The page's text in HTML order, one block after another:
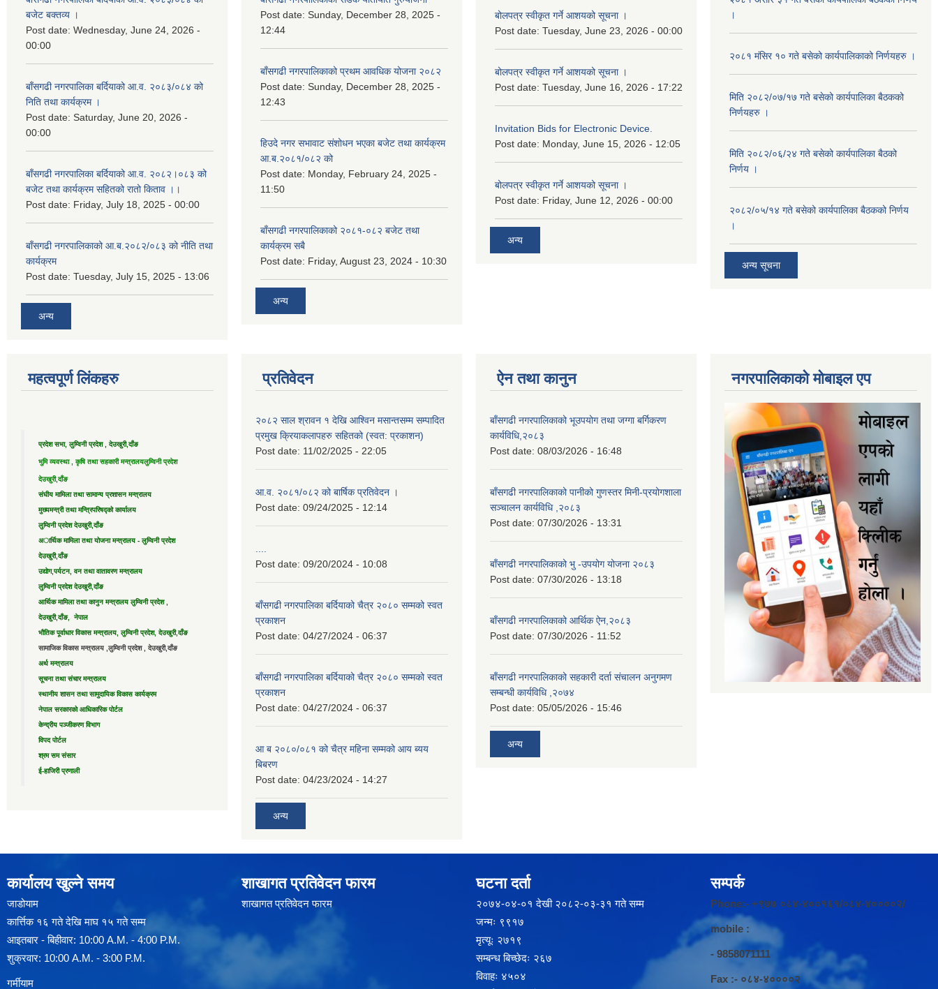
बजेट बक्तव्य ।
Post date: Wednesday, June 24, 2026 -
00:00
बाँसगढी नगरपालिका बर्दियाको आ.व. २०८३/०८४ को
निति तथा कार्यक्रम ।
Post date: Saturday, June 20, 2026 -
00:00
बाँसगढी नगरपालिका बर्दियाको आ.व. २०८२।०८३ को
बजेट तथा कार्यक्रम सहितको रातो किताव ।।
Post date: Friday, July 18, 2025 - 00:00
बाँसगढी नगरपालिकाको आ.ब.२०८२/०८३ को नीति तथा
कार्यक्रम
Post date: Tuesday, July 15, 2025 - 13:06
अन्य
Post date: Sunday, December 28, 2025 -
12:44
बाँसगढी नगरपालिकाको प्रथम आवधिक योजना २०८२
Post date: Sunday, December 28, 2025 -
12:43
हिउदे नगर सभावाट संशोधन भएका बजेट तथा कार्यक्रम
आ.ब.२०८१/०८२ को
Post date: Monday, February 24, 2025 -
11:50
बाँसगढी नगरपालिकाको २०८१-०८२ बजेट तथा
कार्यक्रम सबै
Post date: Friday, August 23, 2024 - 10:30
अन्य
बोलपत्र स्वीकृत गर्ने आशयको सूचना ।
Post date: Tuesday, June 23, 2026 - 00:00
बोलपत्र स्वीकृत गर्ने आशयको सूचना ।
Post date: Tuesday, June 16, 2026 - 17:22
Invitation Bids for Electronic Device.
Post date: Monday, June 15, 2026 - 12:05
बोलपत्र स्वीकृत गर्ने आशयको सूचना ।
Post date: Friday, June 12, 2026 - 00:00
अन्य
।
२०८१ मंसिर १० गते बसेको कार्यपालिकाको निर्णयहरु ।
मिति २०८२/०७/१७ गते बसेको कार्यपालिका बैठकको
निर्णयहरु ।
मिति २०८२/०६/२४ गते बसेको कार्यपालिका बैठको
निर्णय ।
२०८२/०५/१४ गते बसेको कार्यपालिका बैठकको निर्णय
।
अन्य सूचना
महत्वपूर्ण लिंकहरु
प्रदेश सभा, लुम्विनी प्रदेश , देउखुरी,दाँङ
भुमि व्यवस्था , कृषि तथा सहकारी मन्त्रालयलुम्विनी प्रदेश
देउखुरी,दाँङ
संघीय मामिला तथा सामान्य प्रशासन मन्त्रालय
मुख्यमन्त्री तथा मन्त्रिपरिषद्को कार्यालय
लुम्विनी प्रदेश देउखुरी,दाँङ
अार्थिक मामिला तथा योजना मन्त्रालय - लुम्विनी प्रदेश
देउखुरी,दाँङ
उद्याेग,पर्यटन, वन तथा वातावरण मन्त्रालय
लुम्विनी प्रदेश देउखुरी,दाँङ
आर्थिक मामिला तथा कानुन मन्त्रालय लुम्विनी प्रदेश ,
देउखुरी,दाँङ, नेपाल
भौतिक पूर्वाधार विकास मन्त्रालय, लुम्विनी प्रदेश, देउखुरी,दाँङ
सामाजिक विकास मन्त्रालय ,लुम्विनी प्रदेश , देउखुरी,दाँङ
अर्थ मन्त्रालय
सूचना तथा संचार मन्त्रालय
स्थानीय शासन तथा सामुदायिक विकास कार्यक्रम
नेपाल सरकारको आधिकारिक पोर्टल
केन्द्रीय पञ्जीकरण विभाग
विपद पोर्टल
श्रम सम संसार
ई-हाजिरी प्रणाली
प्रतिवेदन
२०८२ साल श्रावन १ देखि आश्विन मसान्तसम्म सम्पादित
प्रमुख क्रियाकलापहरु सहितको (स्वत: प्रकाशन)
Post date: 11/02/2025 - 22:05
आ.व. २०८१/०८२ को बार्षिक प्रतिवेदन ।
Post date: 09/24/2025 - 12:14
Post date: 09/20/2024 - 10:08
बाँसगढी नगरपालिका बर्दियाको चैत्र २०८० सम्मको स्वत
प्रकाशन
Post date: 04/27/2024 - 06:37
बाँसगढी नगरपालिका बर्दियाको चैत्र २०८० सम्मको स्वत
प्रकाशन
Post date: 04/27/2024 - 06:37
आ ब २०८०/०८१ को चैत्र महिना सम्मको आय ब्यय
बिबरण
Post date: 04/23/2024 - 14:27
अन्य
ऐन तथा कानुन
बाँसगढी नगरपालिकाको भूउपयोग तथा जग्गा बर्गिकरण
कार्यविधि,२०८३
Post date: 08/03/2026 - 16:48
बाँसगढी नगरपालिकाको पानीको गुणस्तर मिनी-प्रयोगशाला
सञ्चालन कार्यविधि ,२०८३
Post date: 07/30/2026 - 13:31
बाँसगढी नगरपालिकाको भु -उपयोग योजना २०८३
Post date: 07/30/2026 - 13:18
बाँसगढी नगरपालिकाको आर्थिक ऐन,२०८३
Post date: 07/30/2026 - 11:52
बाँसगढी नगरपालिकाको सहकारी दर्ता संचालन अनुगमण
सम्बन्धी कार्यविधि ,२०७४
Post date: 05/05/2026 - 15:46
अन्य
नगरपालिकाकाे माेबाइल एप
कार्यालय खुल्ने समय
जाडोयाम
कार्त्तिक १६ गते देखि माघ १५ गते सम्म
आइतबार - बिहीवार: 10:00 A.M. - 4:00 P.M.
शुक्रवार: 10:00 A.M. - 3:00 P.M.
गर्मीयाम
शाखागत प्रतिवेदन फारम
शाखागत प्रतिवेदन फारम
घटना दर्ता
२‍०७४-०४-०१ देखी २०८२-०३-३१ गते सम्म
जन्मः ९९१७
मृत्यूः २७१९
सम्बन्ध बिच्छेदः २६७
विवाहः ४५०४
सम्पर्क
Phone:- +९७७ ०८४-४००१६१/०८४-४००००२/
mobile :
- 9858071111
Fax :- ०८४-४००००२